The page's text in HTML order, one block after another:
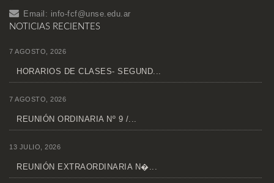
Email: info-fcf@unse.edu.ar
NOTICIAS RECIENTES
7 AGOSTO, 2026
HORARIOS DE CLASES- SEGUND...
7 AGOSTO, 2026
REUNIÓN ORDINARIA Nº 9 /...
13 JULIO, 2026
REUNIÓN EXTRAORDINARIA N�...